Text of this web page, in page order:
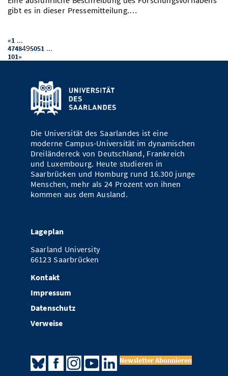
gibt es in dieser Pressemitteilung.…
«1 ...
4748495051 ...
101»
Die Universität des Saarlandes ist eine
moderne Campus-Universität im dynamischen
Dreiländereck von Deutschland, Frankreich
und Luxembourg. Heute studieren in
Saarbrücken und Homburg rund 16.300 junge
Menschen, mehr als 24 Prozent von ihnen
kommen aus dem Ausland.
Lageplan
Saarland University
66123 Saarbrücken
Kontakt
Impressum
Datenschutz
Verweise
Newsletter Abonnieren